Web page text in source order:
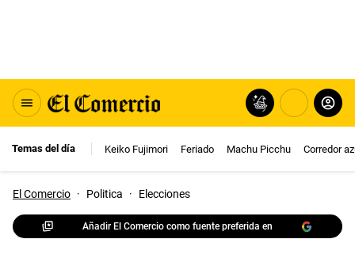
Temas del día Keiko Fujimori Feriado Machu Picchu Corredor
El Comercio · Politica · Elecciones
Añadir El Comercio como fuente preferida en